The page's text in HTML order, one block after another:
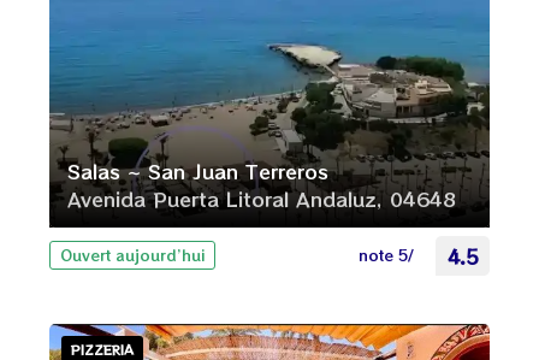
Salas ~ San Juan Terreros
Avenida Puerta Litoral Andaluz, 04648
Ouvert aujourd’hui note 5/ 4.5
PIZZERIA